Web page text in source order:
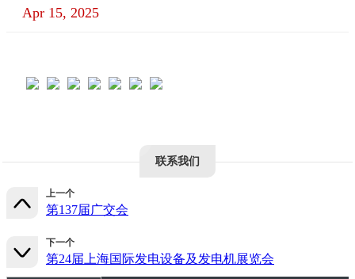
Apr 15, 2025
联系我们
上一个
第137届广交会
下一个
第24届上海国际发电设备及发电机展览会